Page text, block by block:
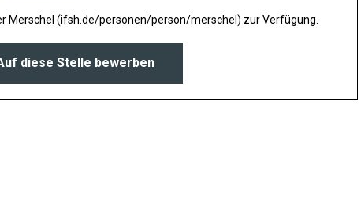
Merschel (ifsh.de/personen/person/merschel ) zur Verfügung.
diese Stelle bewerben